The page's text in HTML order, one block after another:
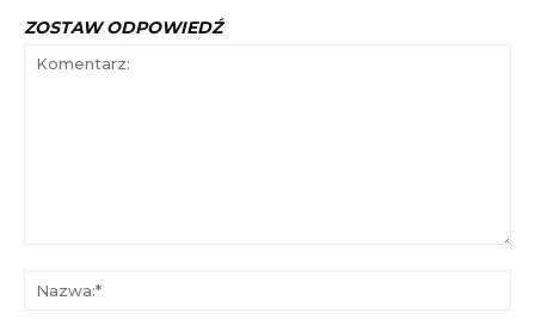
ZOSTAW ODPOWIEDŹ